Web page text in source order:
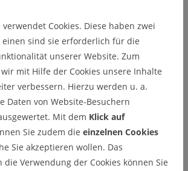
Cookies. Diese haben zwei
einen sind sie erforderlich für die
unserer Website. Zum
mit Hilfe der Cookies unsere Inhalte
verbessern. Hierzu werden u. a.
Daten von Website-Besuchern
Mit dem Klick auf
Sie zudem die einzelnen Cookies
Sie akzeptieren wollen. Das
die Verwendung der Cookies können Sie